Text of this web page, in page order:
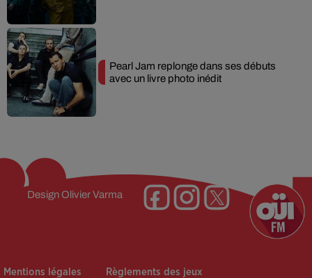
Pearl Jam replonge dans ses débuts
avec un livre photo inédit
Design Olivier Varma
Mentions légales Règlements des jeux